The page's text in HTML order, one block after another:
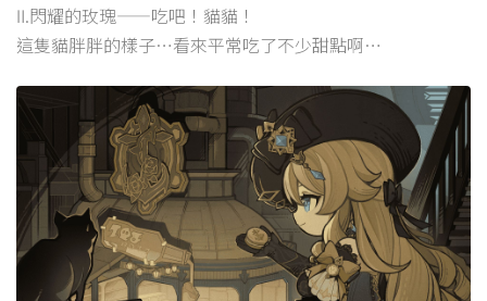
Ⅱ.閃耀的玫瑰——吃吧！貓貓！
這隻貓胖胖的樣子…看來平常吃了不少甜點啊…